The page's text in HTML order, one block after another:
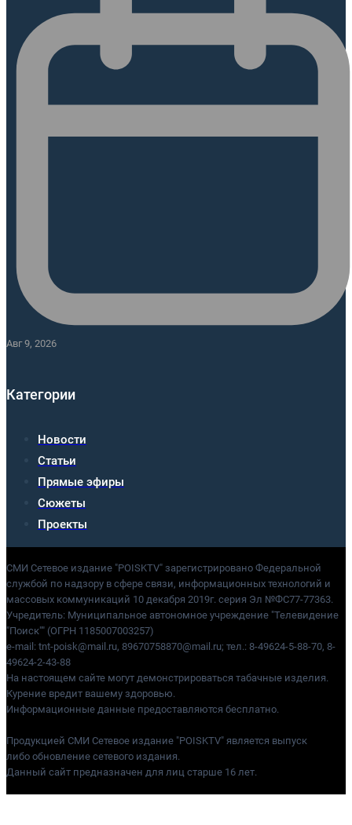
Авг 9, 2026
Категории
Новости
Статьи
Прямые эфиры
Сюжеты
Проекты
СМИ Сетевое издание "POISKTV" зарегистрировано Федеральной
службой по надзору в сфере связи, информационных технологий и
массовых коммуникаций 10 декабря 2019г. серия Эл №ФС77-77363.
Учредитель: Муниципальное автономное учреждение "Телевидение
"Поиск"" (ОГРН 1185007003257)
e-mail: tnt-poisk@mail.ru, 89670758870@mail.ru; тел.: 8-49624-5-88-70, 8-
49624-2-43-88
На настоящем сайте могут демонстрироваться табачные изделия.
Курение вредит вашему здоровью.
Информационные данные предоставляются бесплатно.
Продукцией СМИ Сетевое издание "POISKTV" является выпуск
либо обновление сетевого издания.
Данный сайт предназначен для лиц старше 16 лет.